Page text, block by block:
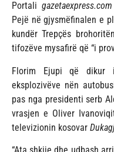
Portali gazetaexpress.com
Pejë në gjysmëfinalen e
kundër Trepçës
tifozëve mysafirë që “i
Florim Ejupi që dikur
eksplozivëve nën
pas nga presidenti serb
vrasjen e Oliver
televizionin kosovar